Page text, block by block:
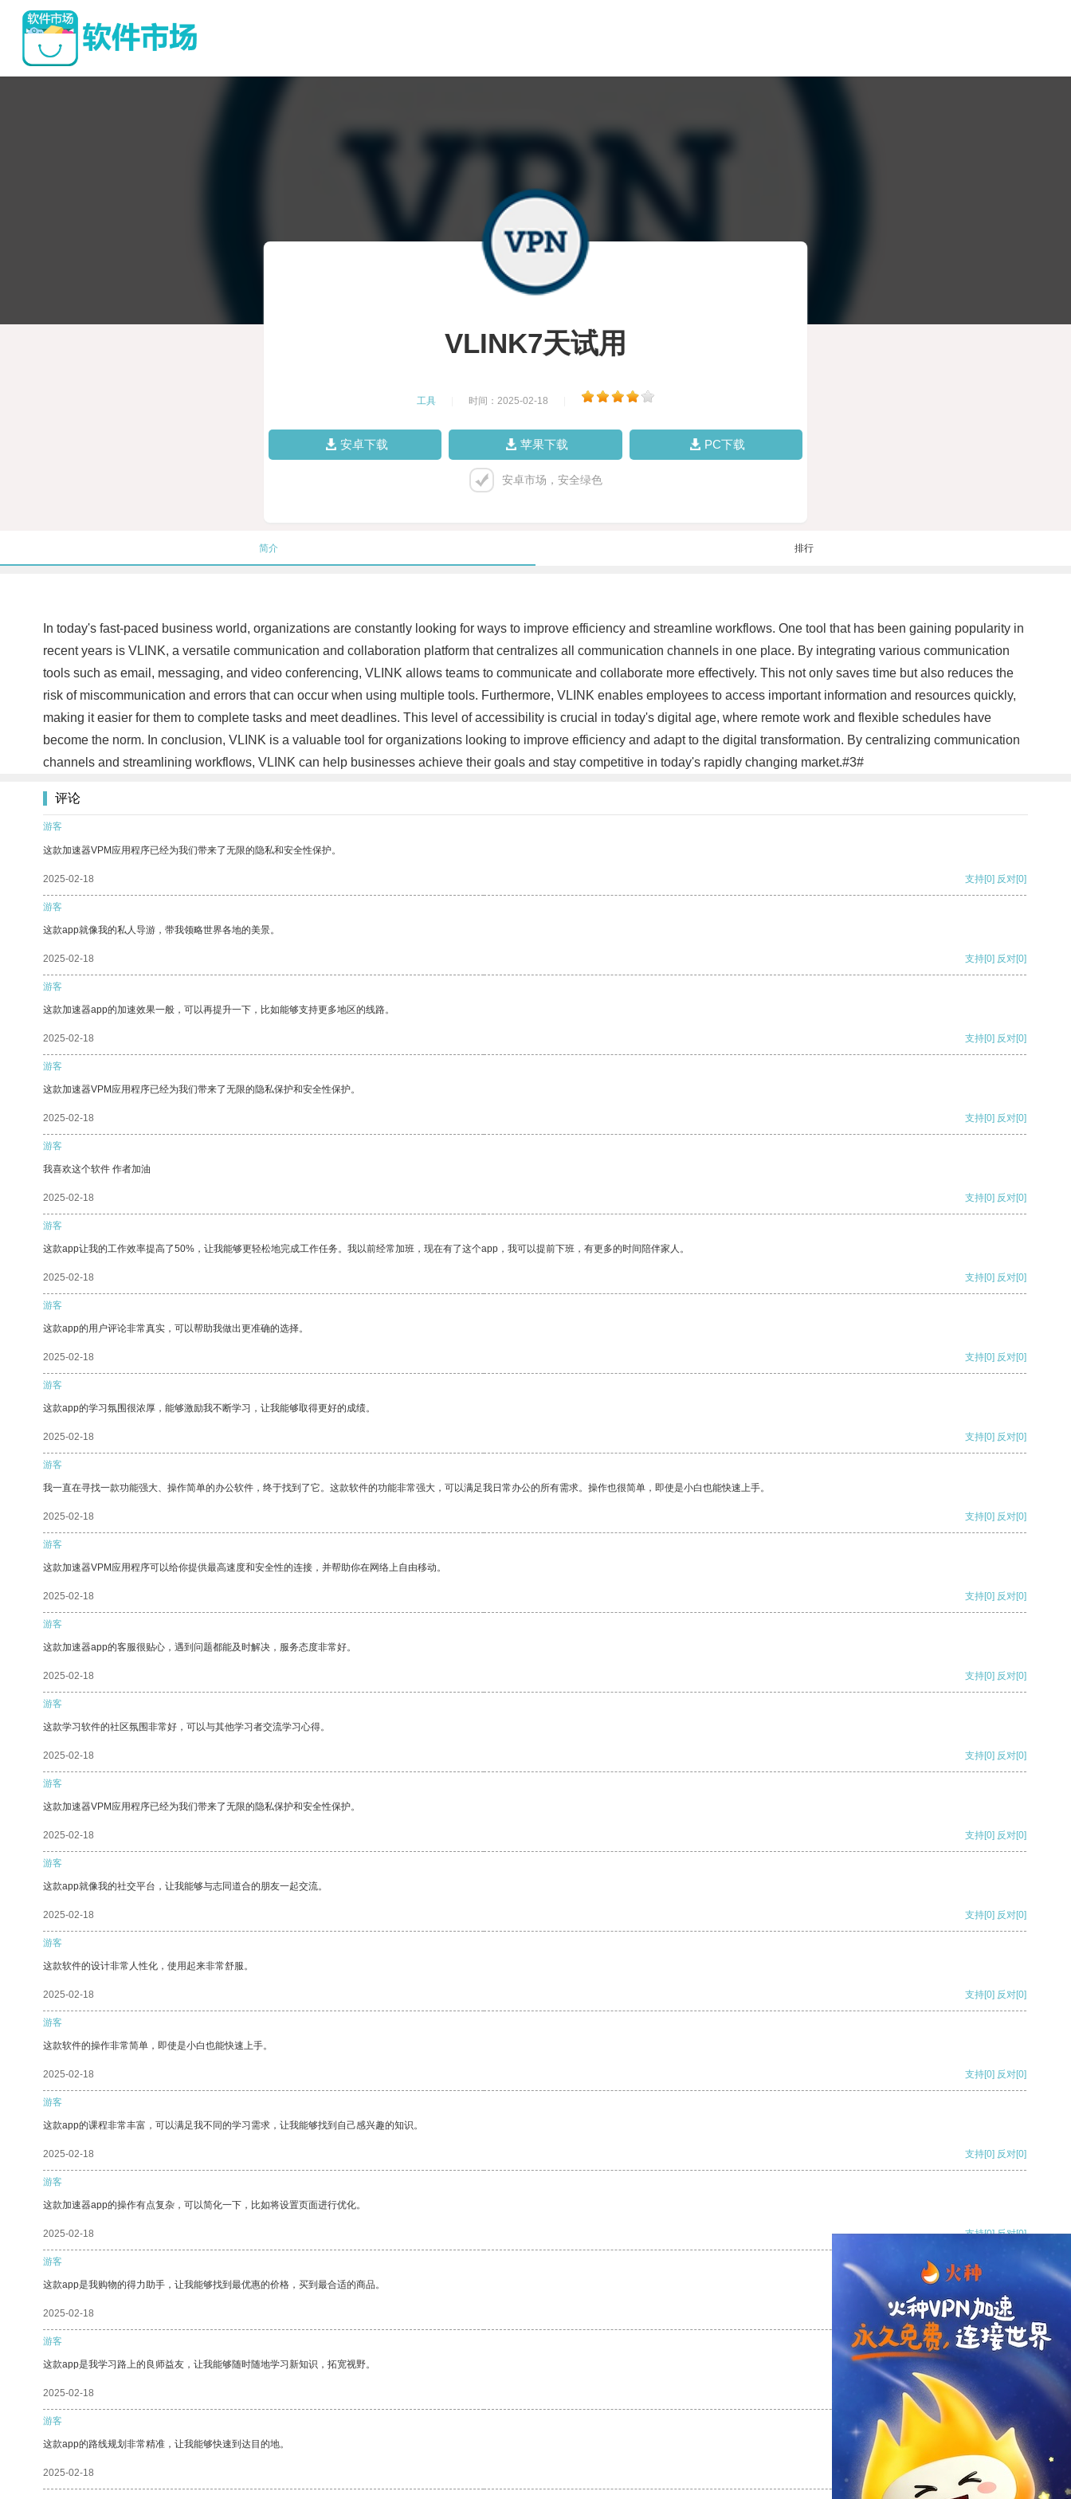
VLINK7天试用
工具 时间：2025-02-18
安卓下载 苹果下载 PC下载
安卓市场，安全绿色
简介 排行
In today's fast-paced business world, organizations are constantly looking for ways to improve efficiency and streamline workflows. One tool that has been gaining popularity in
recent years is VLINK, a versatile communication and collaboration platform that centralizes all communication channels in one place. By integrating various communication
tools such as email, messaging, and video conferencing, VLINK allows teams to communicate and collaborate more effectively. This not only saves time but also reduces the
risk of miscommunication and errors that can occur when using multiple tools. Furthermore, VLINK enables employees to access important information and resources quickly,
making it easier for them to complete tasks and meet deadlines. This level of accessibility is crucial in today's digital age, where remote work and flexible schedules have
become the norm. In conclusion, VLINK is a valuable tool for organizations looking to improve efficiency and adapt to the digital transformation. By centralizing communication
channels and streamlining workflows, VLINK can help businesses achieve their goals and stay competitive in today's rapidly changing market.#3#
评论
游客
这款加速器VPM应用程序已经为我们带来了无限的隐私和安全性保护。
2025-02-18 支持[0] 反对[0]
游客
这款app就像我的私人导游，带我领略世界各地的美景。
2025-02-18 支持[0] 反对[0]
游客
这款加速器app的加速效果一般，可以再提升一下，比如能够支持更多地区的线路。
2025-02-18 支持[0] 反对[0]
游客
这款加速器VPM应用程序已经为我们带来了无限的隐私保护和安全性保护。
2025-02-18 支持[0] 反对[0]
游客
我喜欢这个软件 作者加油
2025-02-18 支持[0] 反对[0]
游客
这款app让我的工作效率提高了50%，让我能够更轻松地完成工作任务。我以前经常加班，现在有了这个app，我可以提前下班，有更多的时间陪伴家人。
2025-02-18 支持[0] 反对[0]
游客
这款app的用户评论非常真实，可以帮助我做出更准确的选择。
2025-02-18 支持[0] 反对[0]
游客
这款app的学习氛围很浓厚，能够激励我不断学习，让我能够取得更好的成绩。
2025-02-18 支持[0] 反对[0]
游客
我一直在寻找一款功能强大、操作简单的办公软件，终于找到了它。这款软件的功能非常强大，可以满足我日常办公的所有需求。操作也很简单，即使是小白也能快速上手。
2025-02-18 支持[0] 反对[0]
游客
这款加速器VPM应用程序可以给你提供最高速度和安全性的连接，并帮助你在网络上自由移动。
2025-02-18 支持[0] 反对[0]
游客
这款加速器app的客服很贴心，遇到问题都能及时解决，服务态度非常好。
2025-02-18 支持[0] 反对[0]
游客
这款学习软件的社区氛围非常好，可以与其他学习者交流学习心得。
2025-02-18 支持[0] 反对[0]
游客
这款加速器VPM应用程序已经为我们带来了无限的隐私保护和安全性保护。
2025-02-18 支持[0] 反对[0]
游客
这款app就像我的社交平台，让我能够与志同道合的朋友一起交流。
2025-02-18 支持[0] 反对[0]
游客
这款软件的设计非常人性化，使用起来非常舒服。
2025-02-18 支持[0] 反对[0]
游客
这款软件的操作非常简单，即使是小白也能快速上手。
2025-02-18 支持[0] 反对[0]
游客
这款app的课程非常丰富，可以满足我不同的学习需求，让我能够找到自己感兴趣的知识。
2025-02-18 支持[0] 反对[0]
游客
这款加速器app的操作有点复杂，可以简化一下，比如将设置页面进行优化。
2025-02-18 支持[0] 反对[0]
游客
这款app是我购物的得力助手，让我能够找到最优惠的价格，买到最合适的商品。
2025-02-18 支持[0] 反对
游客
这款app是我学习路上的良师益友，让我能够随时随地学习新知识，拓宽视野。
2025-02-18 支持
游客
这款app的路线规划非常精准，让我能够快速到达目的地。
2025-02-18 支持 反对 [0]